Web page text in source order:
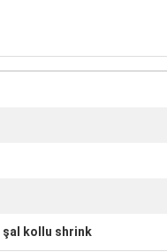
şal kollu shrink